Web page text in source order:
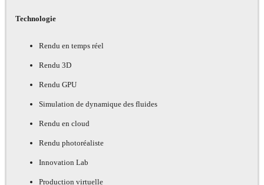
Technologie
Rendu en temps réel
Rendu 3D
Rendu GPU
Simulation de dynamique des fluides
Rendu en cloud
Rendu photoréaliste
Innovation Lab
Production virtuelle